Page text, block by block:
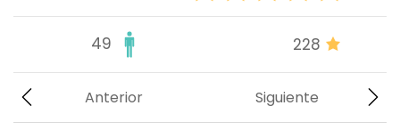
49 228
Siguiente
Anterior